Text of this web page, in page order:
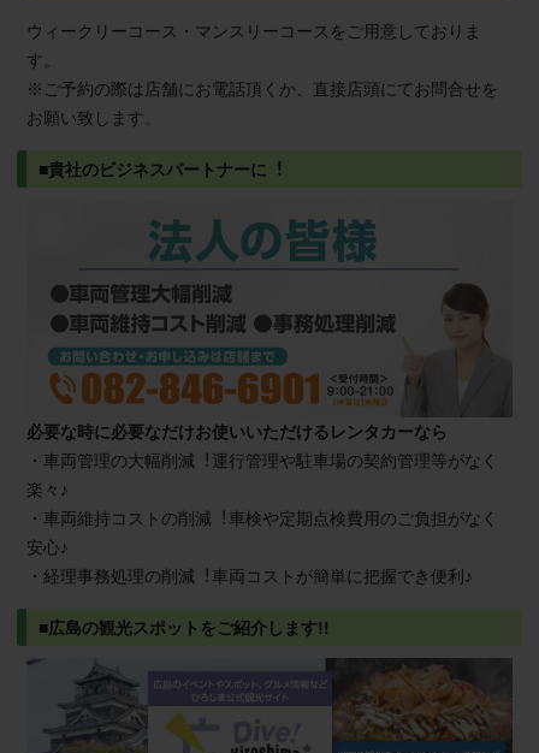
ウィークリーコース・マンスリーコースをご用意しておりま
す。
※ご予約の際は店舗にお電話頂くか、直接店頭にてお問合せを
お願い致します。
■貴社のビジネスパートナーに︕
必要な時に必要なだけお使いいただけるレンタカーなら
・車両管理の大幅削減︕運行管理や駐車場の契約管理等がなく
楽々♪
・車両維持コストの削減︕車検や定期点検費用のご負担がなく
安心♪
・経理事務処理の削減︕車両コストが簡単に把握でき便利♪
■広島の観光スポットをご紹介します!!